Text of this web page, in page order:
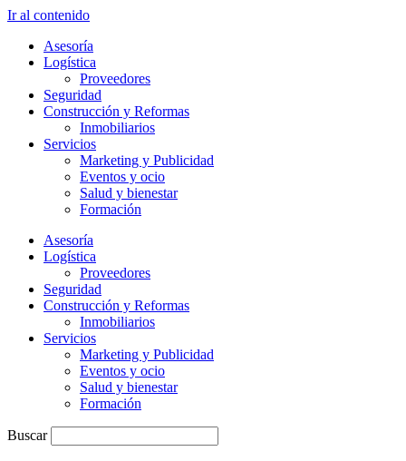
Ir al contenido
Asesoría
Logística
Proveedores
Seguridad
Construcción y Reformas
Inmobiliarios
Servicios
Marketing y Publicidad
Eventos y ocio
Salud y bienestar
Formación
Asesoría
Logística
Proveedores
Seguridad
Construcción y Reformas
Inmobiliarios
Servicios
Marketing y Publicidad
Eventos y ocio
Salud y bienestar
Formación
Buscar